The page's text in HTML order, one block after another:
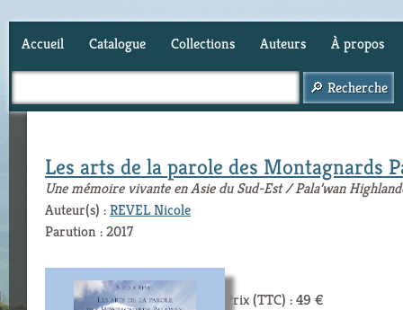
Accueil Catalogue Collections Auteurs À propos
Les arts de la parole des Montagnards
Une mémoire vivante en Asie du Sud-Est / Pala’wan
Auteur(s) :REVEL Nicole
Parution : 2017
Prix (TTC) : 49 €